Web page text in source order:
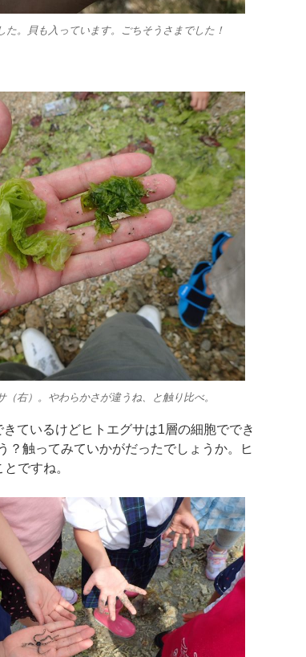
た。貝も入っています。ごちそうさまでした！
（右）。やわらかさが違うね、と触り比べ。
ているけどヒトエグサは1層の細胞ででき
？触ってみていかがだったでしょうか。ヒ
ですね。